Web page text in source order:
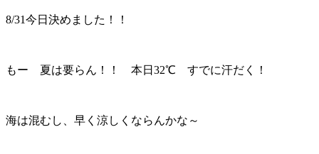
8/31今日決めました！！
もー 夏は要らん！！ 本日32℃ すでに汗だく！
海は混むし、早く涼しくならんかな～